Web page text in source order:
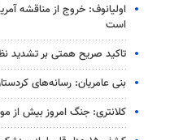
اولیانوف: خروج از مناقشه
است
تاکید صریح همتی بر تشدید
بنی عامریان: رسانه‌های
کلانتری: جنگ امروز بیش از